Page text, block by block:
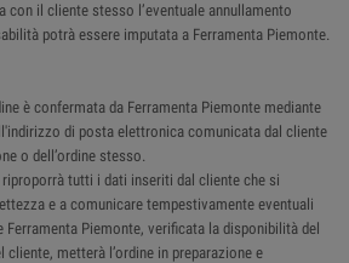
con il cliente stesso l’eventuale annullamento
potrà essere imputata a Ferramenta Piemonte.
è confermata da Ferramenta Piemonte mediante
di posta elettronica comunicata dal cliente
o dell’ordine stesso.
tutti i dati inseriti dal cliente che si
e a comunicare tempestivamente eventuali
Piemonte, verificata la disponibilità del
cliente, metterà l’ordine in preparazione e